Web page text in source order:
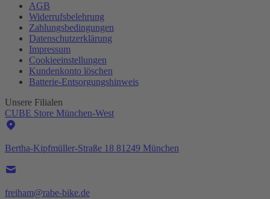
AGB
Widerrufsbelehrung
Zahlungsbedingungen
Datenschutzerklärung
Impressum
Cookieeinstellungen
Kundenkonto löschen
Batterie-Entsorgungshinweis
Unsere Filialen
CUBE Store München-West
Bertha-Kipfmüller-Straße 18 81249 München
freiham@rabe-bike.de